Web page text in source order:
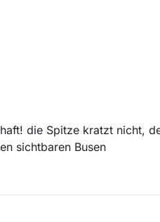
die Spitze kratzt nicht,
sichtbaren Busen